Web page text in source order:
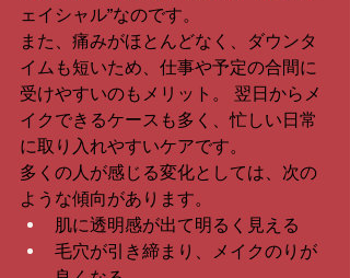
ェイシャル”なのです。
また、痛みがほとんどなく、ダウンタ
イムも短いため、仕事や予定の合間に
受けやすいのもメリット。 翌日からメ
イクできるケースも多く、忙しい日常
に取り入れやすいケアです。
多くの人が感じる変化としては、次の
ような傾向があります。
肌に透明感が出て明るく見える
毛穴が引き締まり、メイクのりが